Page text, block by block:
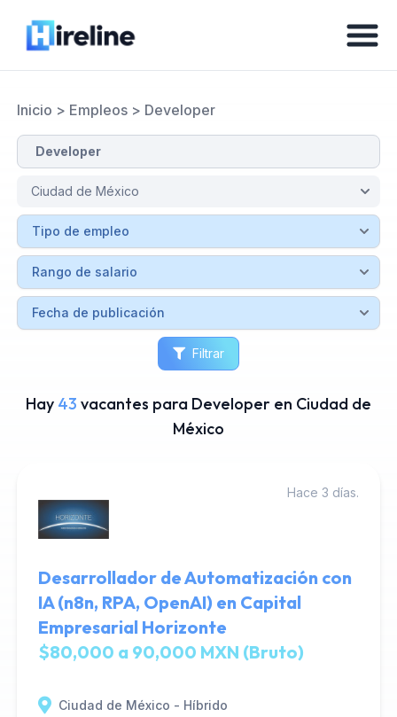
Inicio > Empleos> Developer
Filtrar
Hay 43 vacantes para Developer en Ciudad de
México
Hace 3 días.
Desarrollador de Automatización con
IA (n8n, RPA, OpenAI) en Capital
Empresarial Horizonte
$80,000 a 90,000 MXN (Bruto)
Ciudad de México - Híbrido